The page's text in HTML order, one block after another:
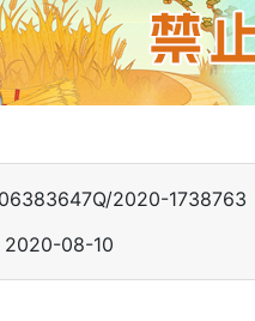
2020-1738763
2020-08-10